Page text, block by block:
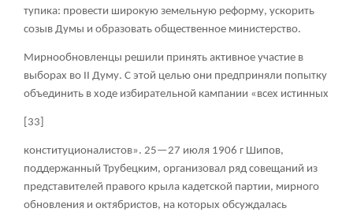
тупика: провести широкую земельную реформу, ускорить
созыв Думы и образовать общественное министерство.
Мирнообновленцы решили принять активное участие в
выборах во II Думу. С этой целью они предприняли попытку
объединить в ходе избирательной кампании «всех истинных
[33]
конституционалистов». 25—27 июля 1906 г Шипов,
поддержанный Трубецким, организовал ряд совещаний из
представителей правого крыла кадетской партии, мирного
обновления и октябристов, на которых обсуждалась